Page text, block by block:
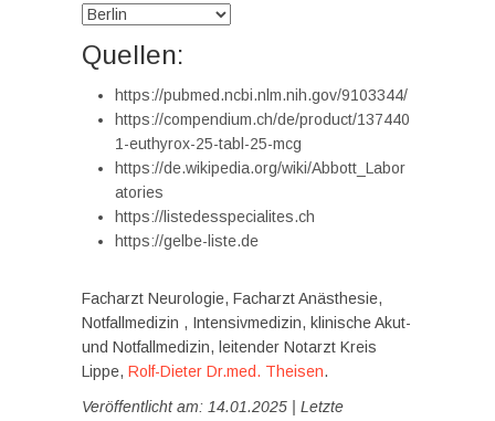
Quellen:
https://pubmed.ncbi.nlm.nih.gov/9103344/
https://compendium.ch/de/product/137440
1-euthyrox-25-tabl-25-mcg
https://de.wikipedia.org/wiki/Abbott_Labor
atories
https://listedesspecialites.ch
https://gelbe-liste.de
Facharzt Neurologie, Facharzt Anästhesie,
Notfallmedizin , Intensivmedizin, klinische Akut-
und Notfallmedizin, leitender Notarzt Kreis
Lippe, Rolf-Dieter Dr.med. Theisen.
Veröffentlicht am: 14.01.2025 | Letzte